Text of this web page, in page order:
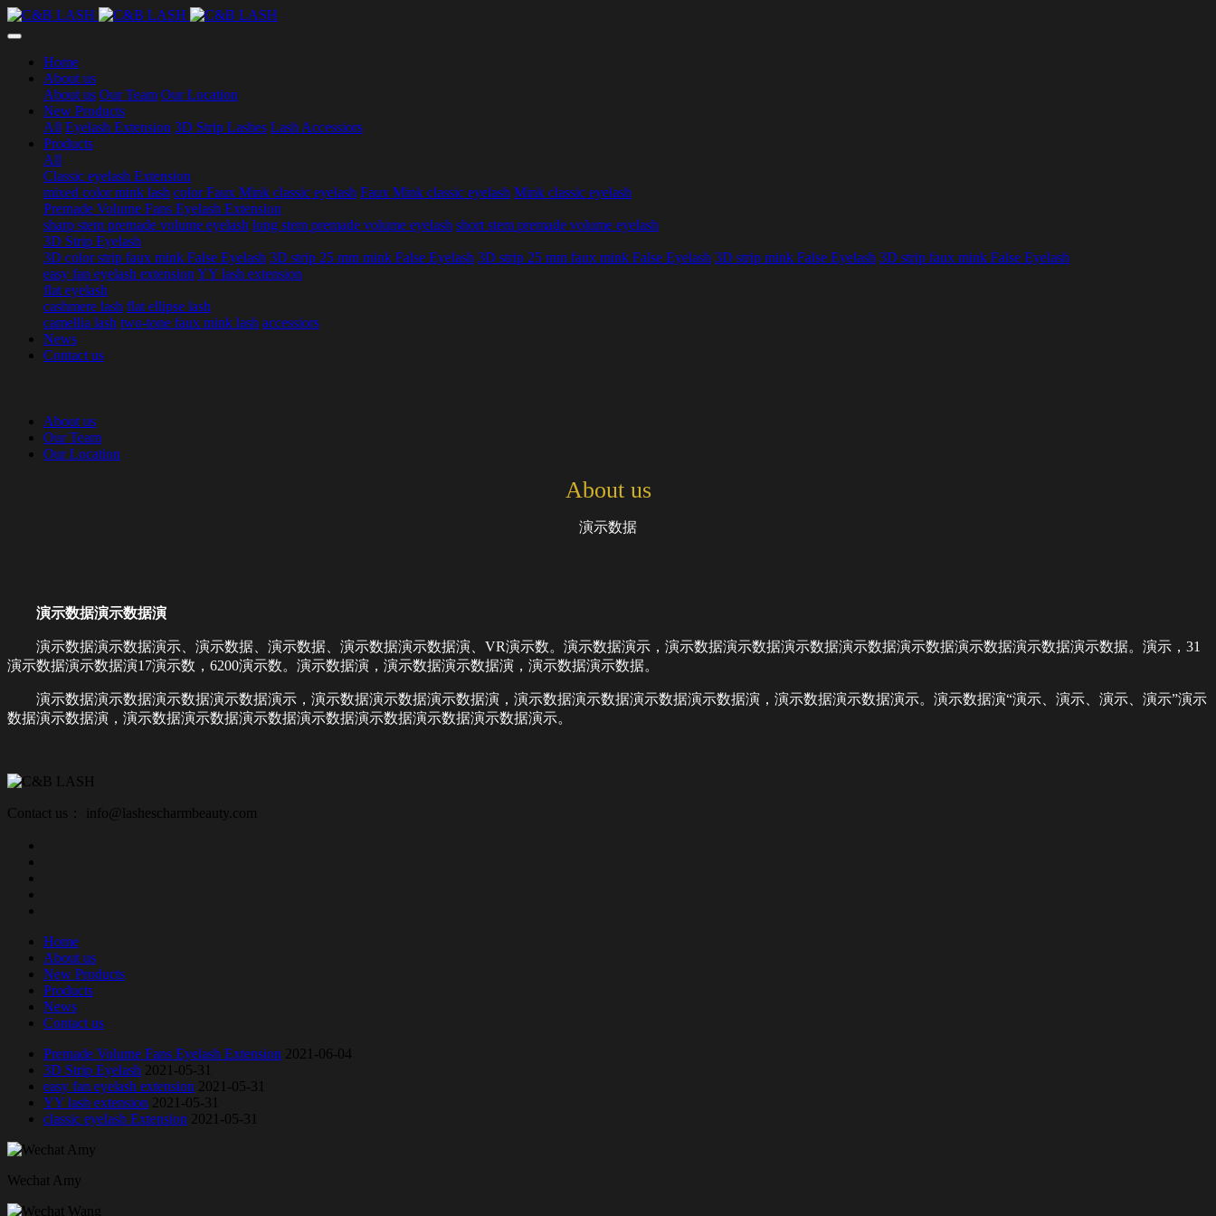
Home
About us
About us Our Team Our Location
New Products
All Eyelash Extension 3D Strip Lashes Lash Accessiors
Products
All
Classic eyelash Extension
mixed color mink lash color Faux Mink classic eyelash Faux Mink classic eyelash Mink classic eyelash
Premade Volume Fans Eyelash Extension
sharp stem premade volume eyelash long stem premade volume eyelash short stem premade volume eyelash
3D Strip Eyelash
3D color strip faux mink False Eyelash 3D strip 25 mm mink False Eyelash 3D strip 25 mm faux mink False Eyelash 3D strip mink False Eyelash 3D strip faux mink False Eyelash
easy fan eyelash extension YY lash extension
flat eyelash
cashmere lash flat ellipse lash
camellia lash two-tone faux mink lash accessiors
News
Contact us
About us
Our Team
Our Location
About us
演示数据
演示数据演示数据演
演示数据演示数据演示、演示数据、演示数据、演示数据演示数据演、VR演示数。演示数据演示，演示数据演示数据演示数据演示数据演示数据演示数据演示数据演示数据。演示，31
演示数据演示数据演17演示数，6200演示数。演示数据演，演示数据演示数据演，演示数据演示数据。
演示数据演示数据演示数据演示数据演示，演示数据演示数据演示数据演，演示数据演示数据演示数据演示数据演，演示数据演示数据演示。演示数据演“演示、演示、演示、演示”演示
数据演示数据演，演示数据演示数据演示数据演示数据演示数据演示数据演示数据演示。
Contact us： info@lashescharmbeauty.com
Home
About us
New Products
Products
News
Contact us
Premade Volume Fans Eyelash Extension 2021-06-04
3D Strip Eyelash 2021-05-31
easy fan eyelash extension 2021-05-31
YY lash extension 2021-05-31
classic eyelash Extension 2021-05-31
Wechat Amy